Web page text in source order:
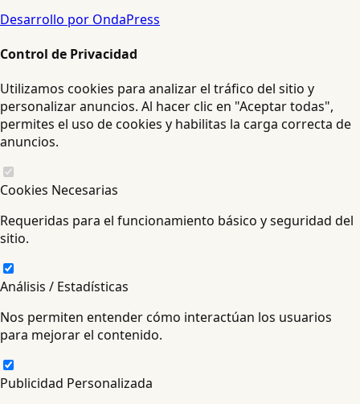
Desarrollo por OndaPress
Control de Privacidad
Utilizamos cookies para analizar el tráfico del sitio y
personalizar anuncios. Al hacer clic en "Aceptar todas",
permites el uso de cookies y habilitas la carga correcta de
anuncios.
Cookies Necesarias
Requeridas para el funcionamiento básico y seguridad del
sitio.
Análisis / Estadísticas
Nos permiten entender cómo interactúan los usuarios
para mejorar el contenido.
Publicidad Personalizada